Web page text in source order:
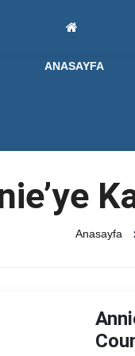
ANASAYFA
Anasayfa